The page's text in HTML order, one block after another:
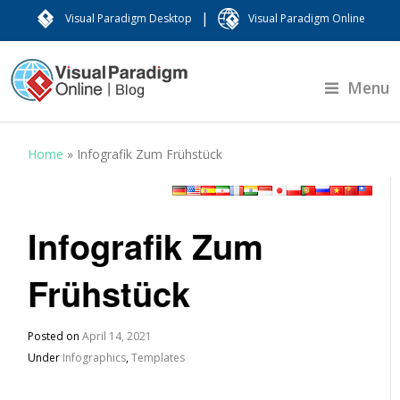
Visual Paradigm Desktop | Visual Paradigm Online
Menu
Home » Infografik Zum Frühstück
Infografik Zum
Frühstück
Posted onApril 14, 2021
Under Infographics,Templates